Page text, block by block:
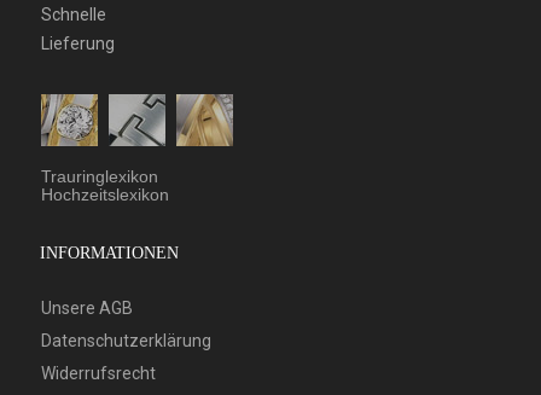
Schnelle
Lieferung
Trauringlexikon
Hochzeitslexikon
INFORMATIONEN
Unsere AGB
Datenschutzerklärung
Widerrufsrecht